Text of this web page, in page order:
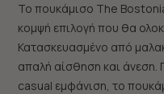
Το πουκάμισο The
κομψή επιλογή που θα
Κατασκευασμένο από
απαλή αίσθηση και άνεση.
casual εμφάνιση, το